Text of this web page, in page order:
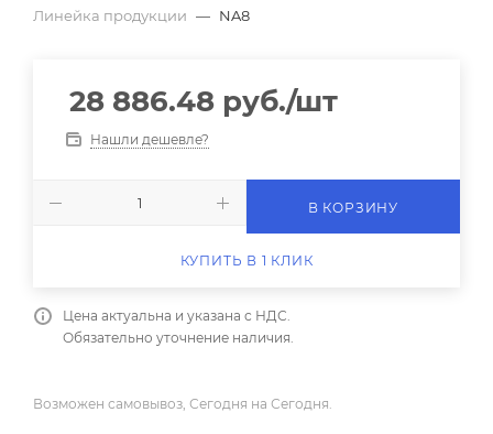
Линейка продукции — NA8
28 886.48 руб./шт
Нашли дешевле?
В КОРЗИНУ
КУПИТЬ В 1 КЛИК
Цена актуальна и указана с НДС.
Обязательно уточнение наличия.
Возможен самовывоз, Сегодня на Сегодня.